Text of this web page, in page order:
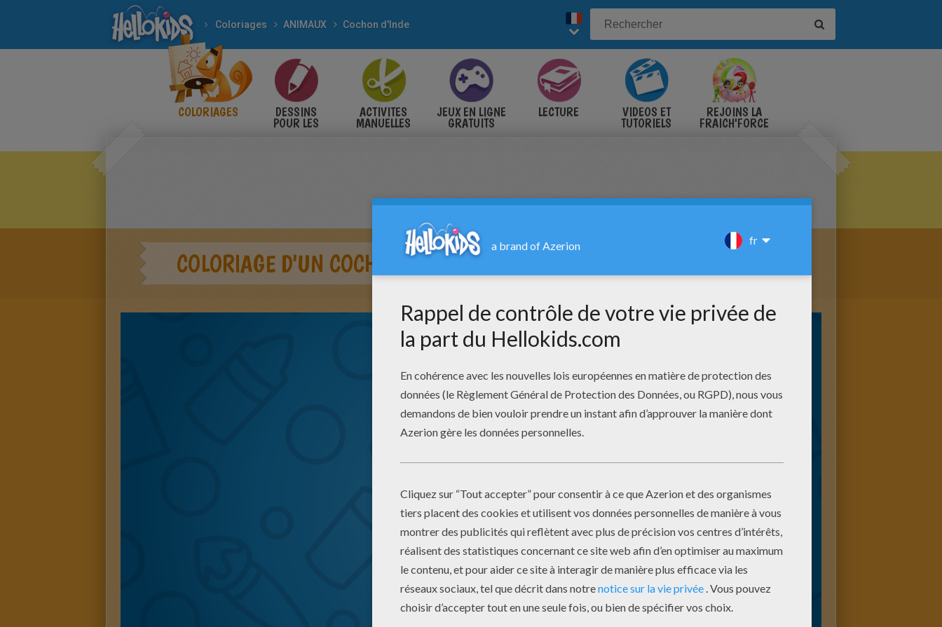
Coloriages ANIMAUX Cochon d'Inde
COLORIAGES DESSINS
POUR LES
ACTIVITES
MANUELLES
JEUX EN LIGNE
GRATUITS
LECTURE VIDÉOS ET
TUTORIELS
REJOINS LA
FRAICH'FORCE
COLORIAGE D'UN COCHON D'INDE À IMPRIMER